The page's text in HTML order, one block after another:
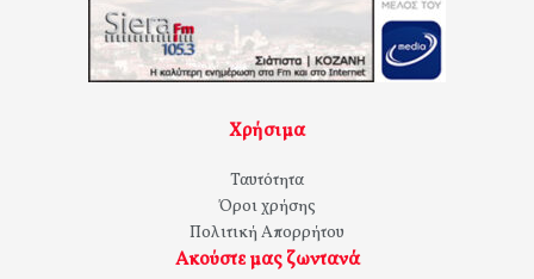
Χρήσιμα
Ταυτότητα
Όροι χρήσης
Πολιτική Απορρήτου
Ακούστε μας ζωντανά